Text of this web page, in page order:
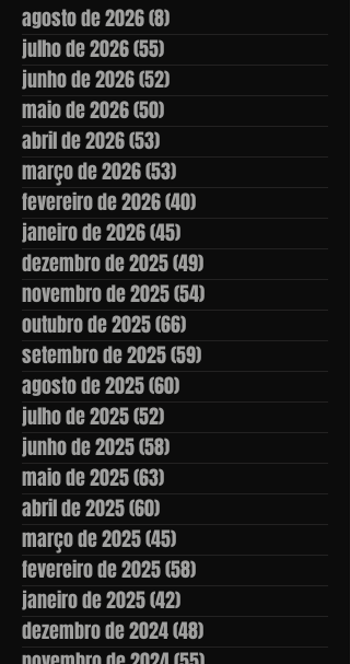
agosto de 2026(8)
julho de 2026(55)
junho de 2026(52)
maio de 2026(50)
abril de 2026(53)
março de 2026(53)
fevereiro de 2026(40)
janeiro de 2026(45)
dezembro de 2025(49)
novembro de 2025(54)
outubro de 2025(66)
setembro de 2025(59)
agosto de 2025(60)
julho de 2025(52)
junho de 2025(58)
maio de 2025(63)
abril de 2025(60)
março de 2025(45)
fevereiro de 2025(58)
janeiro de 2025(42)
dezembro de 2024(48)